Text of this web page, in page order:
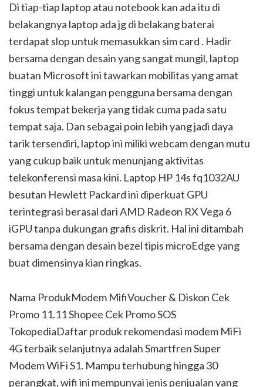
Di tiap-tiap laptop atau notebook kan ada itu di
belakangnya laptop ada jg di belakang baterai
terdapat slop untuk memasukkan sim card . Hadir
bersama dengan desain yang sangat mungil, laptop
buatan Microsoft ini tawarkan mobilitas yang amat
tinggi untuk kalangan pengguna bersama dengan
fokus tempat bekerja yang tidak cuma pada satu
tempat saja. Dan sebagai poin lebih yang jadi daya
tarik tersendiri, laptop ini miliki webcam dengan mutu
yang cukup baik untuk menunjang aktivitas
telekonferensi masa kini. Laptop HP 14s fq1032AU
besutan Hewlett Packard ini diperkuat GPU
terintegrasi berasal dari AMD Radeon RX Vega 6
iGPU tanpa dukungan grafis diskrit. Hal ini ditambah
bersama dengan desain bezel tipis microEdge yang
buat dimensinya kian ringkas.
Nama ProdukModem MifiVoucher & Diskon Cek
Promo 11.11 Shopee Cek Promo SOS
TokopediaDaftar produk rekomendasi modem MiFi
4G terbaik selanjutnya adalah Smartfren Super
Modem WiFi S1. Mampu terhubung hingga 30
perangkat, wifi ini mempunyai jenis penjualan yang